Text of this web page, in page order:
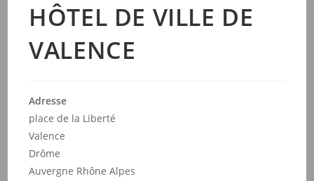
HÔTEL DE VILLE DE
VALENCE
Adresse
place de la Liberté
Valence
Drôme
Auvergne Rhône Alpes